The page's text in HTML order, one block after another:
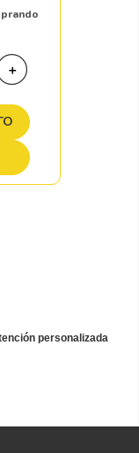
＋
personalizada